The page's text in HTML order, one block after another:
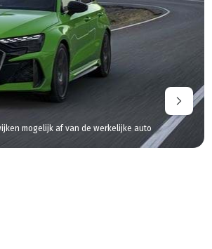
mogelijk af van de werkelijke auto